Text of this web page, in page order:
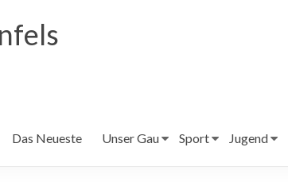
Das Neueste Unser Gau Sport Jugend